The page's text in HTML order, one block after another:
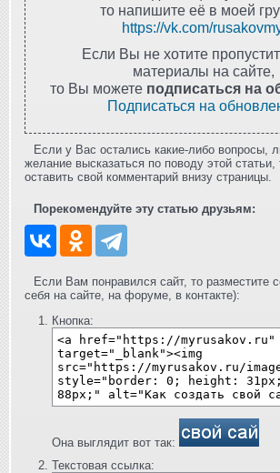
то напишите её в моей
https://vk.com/
Если Вы не хотите
материалы на сайте,
то Вы можете подписаться на
Подписаться на
Если у Вас остались какие-либо вопросы,
желание высказаться по поводу этой
оставить свой комментарий внизу страницы.
Порекомендуйте эту статью друзьям:
Если Вам понравился сайт, то разместите
себя на сайте, на форуме, в контакте):
Кнопка:
Она выглядит вот так:
Текстовая ссылка: